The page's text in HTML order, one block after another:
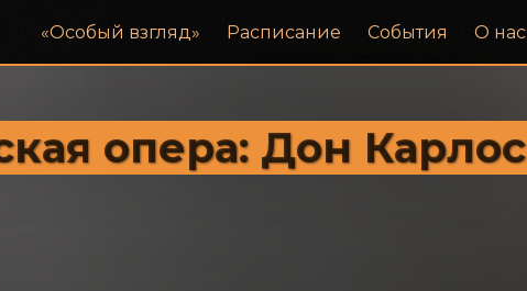
«‎Особый взгляд» Расписание События О нас
опера: Дон Карлос